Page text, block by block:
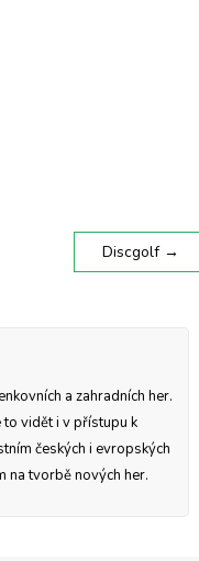
Discgolf →
a zahradních her.
to vidět i v přístupu k
českých i evropských
na tvorbě nových her.